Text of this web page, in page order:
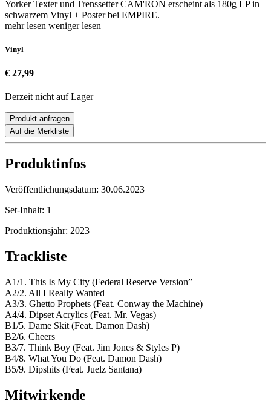
Yorker Texter und Trenssetter CAM'RON erscheint als 180g LP in
schwarzem Vinyl + Poster bei EMPIRE.
mehr lesen weniger lesen
Vinyl
€ 27,99
Derzeit nicht auf Lager
Produkt anfragen
Auf die Merkliste
Produktinfos
Veröffentlichungsdatum: 30.06.2023
Set-Inhalt: 1
Produktionsjahr: 2023
Trackliste
A1/1. This Is My City (Federal Reserve Version”
A2/2. All I Really Wanted
A3/3. Ghetto Prophets (Feat. Conway the Machine)
A4/4. Dipset Acrylics (Feat. Mr. Vegas)
B1/5. Dame Skit (Feat. Damon Dash)
B2/6. Cheers
B3/7. Think Boy (Feat. Jim Jones & Styles P)
B4/8. What You Do (Feat. Damon Dash)
B5/9. Dipshits (Feat. Juelz Santana)
Mitwirkende